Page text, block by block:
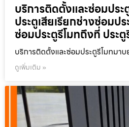
บริการติดตั้งและซ่อมปร
ประตูเสียเรียกช่างซ่อมป
ซ่อมประตูรีโมทถึงที่ ประ
บริการติดตั้งและซ่อมประตูรีโมทมา
ดูเพิ่มเติม »